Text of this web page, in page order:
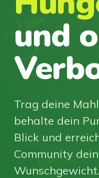
und
Trag deine
behalte dein
Blick und
Community dein
Wunschgewicht.